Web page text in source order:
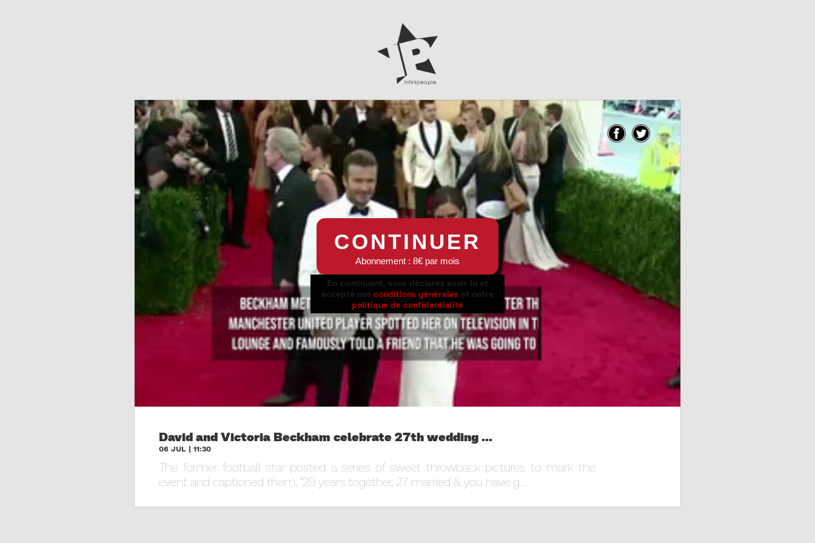
CONTINUER
Abonnement : 8€ par mois
En continuant, vous déclarez avoir lu et
accepté nos conditions générales et notre
politique de confidentialité
David and Victoria Beckham celebrate 27th wedding ...
06 JUL | 11:30
The former football star posted a series of sweet throwback pictures to mark the
event and captioned them, "29 years together, 27 married & you have g...